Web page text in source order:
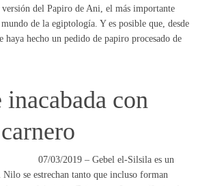
con
se estrechan tanto que incluso forman
en el Antiguo Egipto era Jeny, o “lugar de
unos 65 kilómetros de Asuan era también una
de piedra arenisca de gran calidad, por lo que